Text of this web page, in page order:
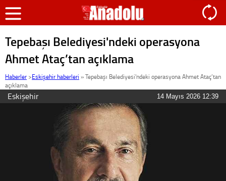
Tepebaşı Belediyesi'ndeki operasyona
Ahmet Ataç’tan açıklama
Haberler >Eskişehir haberleri »Tepebaşı Belediyesi'ndeki operasyona Ahmet Ataç’tan
açıklama
Eskişehir 14 Mayıs 2026 12:39